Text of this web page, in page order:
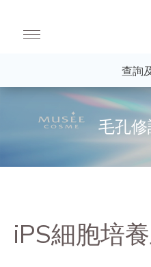
查詢
毛孔
iPS細胞培